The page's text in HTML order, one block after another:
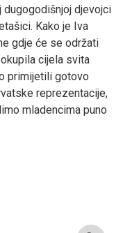
dugogodišnjoj djevojci
Kako je Iva
gdje će se održati
cijela svita
primijetili gotovo
reprezentacije,
mladencima puno